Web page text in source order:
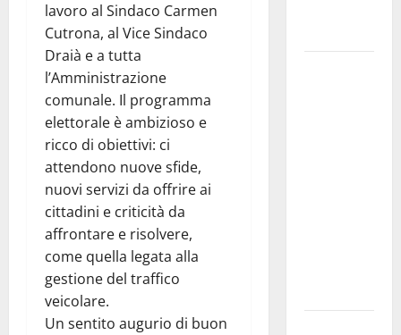
lavoro al Sindaco Carmen
Cutrona, al Vice Sindaco
Draià e a tutta
l’Amministrazione
comunale. Il programma
elettorale è ambizioso e
ricco di obiettivi: ci
attendono nuove sfide,
nuovi servizi da offrire ai
cittadini e criticità da
affrontare e risolvere,
come quella legata alla
gestione del traffico
veicolare.
Un sentito augurio di buon